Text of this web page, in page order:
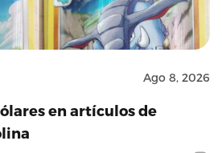
Ago 8, 2026
en artículos de